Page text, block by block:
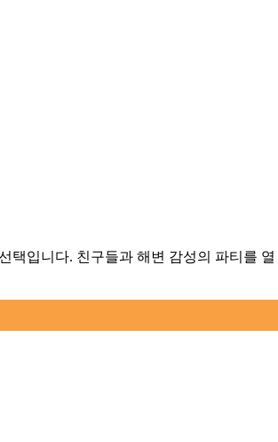
택입니다. 친구들과 해변 감성의 파티를